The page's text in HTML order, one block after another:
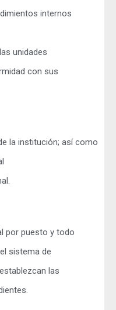
internos
unidades
con sus
la institución; así como
por puesto y todo
sistema de
las